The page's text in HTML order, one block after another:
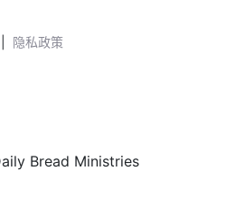
隐私政策
Bread Ministries